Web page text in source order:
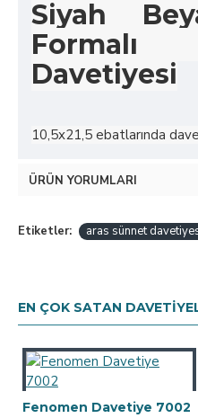
Siyah
Davetiyesi
10,5x21,5 ebatlarında
ÜRÜN YORUMLARI
Etiketler: aras sünnet
EN ÇOK SATAN
Fenomen Davetiye 7002